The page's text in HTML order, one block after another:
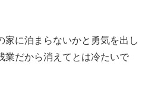
家に泊まらないかと勇気を出し
業だから消えてとは冷たいで